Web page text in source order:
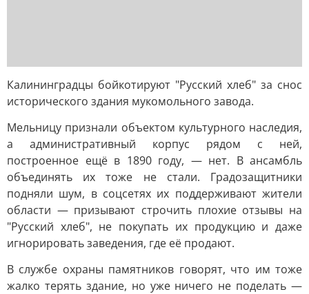
Калининградцы бойкотируют "Русский хлеб" за снос
исторического здания мукомольного завода.
Мельницу признали объектом культурного наследия,
а административный корпус рядом с ней,
построенное ещё в 1890 году, — нет. В ансамбль
объединять их тоже не стали. Градозащитники
подняли шум, в соцсетях их поддерживают жители
области — призывают строчить плохие отзывы на
"Русский хлеб", не покупать их продукцию и даже
игнорировать заведения, где её продают.
В службе охраны памятников говорят, что им тоже
жалко терять здание, но уже ничего не поделать —